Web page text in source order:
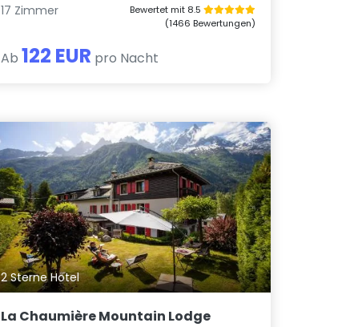
17 Zimmer
Bewertet mit 8.5
(1466 Bewertungen)
Ab 122 EUR pro Nacht
2 Sterne Hotel
La Chaumière Mountain Lodge